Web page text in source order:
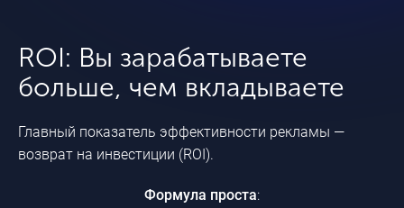
ROI: Вы зарабатываете
больше, чем вкладываете
Главный показатель эффективности рекламы —
возврат на инвестиции (ROI).
Формула проста: